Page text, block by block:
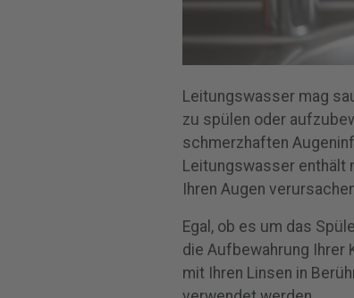
Leitungswasser mag
zu spülen oder
schmerzhaften
Leitungswasser enthält
Ihren Augen
Egal, ob es um das
die Aufbewahrung Ihrer
mit Ihren Linsen in